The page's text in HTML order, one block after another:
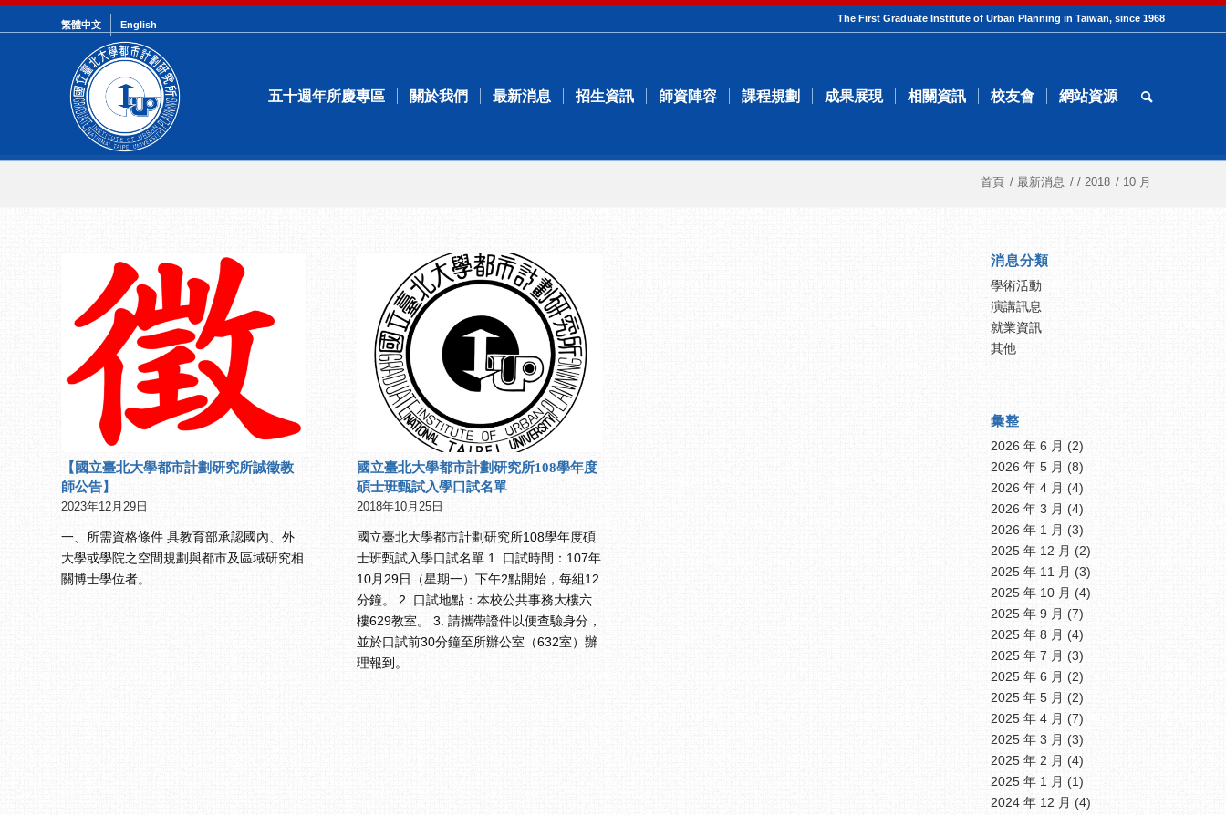
繁體中文 English
The First Graduate Institute of Urban Planning in Taiwan, since 1968
五十週年所慶專區 關於我們 最新消息 招生資訊 師資陣容 課程規劃 成果展現 相關資訊 校友會 網站資源
首頁 / 最新消息 / / 2018 / 10 月
【國立臺北大學都市計劃研究所誠徵教
師公告】
2023年12月29日
一、所需資格條件 具教育部承認國內、外
大學或學院之空間規劃與都市及區域研究相
關博士學位者。 …
國立臺北大學都市計劃研究所108學年度
碩士班甄試入學口試名單
2018年10月25日
國立臺北大學都市計劃研究所108學年度碩
士班甄試入學口試名單 1. 口試時間：107年
10月29日（星期一）下午2點開始，每組12
分鐘。 2. 口試地點：本校公共事務大樓六
樓629教室。 3. 請攜帶證件以便查驗身分，
並於口試前30分鐘至所辦公室（632室）辦
理報到。
消息分類
學術活動
演講訊息
就業資訊
其他
彙整
2026 年 6 月 (2)
2026 年 5 月 (8)
2026 年 4 月 (4)
2026 年 3 月 (4)
2026 年 1 月 (3)
2025 年 12 月 (2)
2025 年 11 月 (3)
2025 年 10 月 (4)
2025 年 9 月 (7)
2025 年 8 月 (4)
2025 年 7 月 (3)
2025 年 6 月 (2)
2025 年 5 月 (2)
2025 年 4 月 (7)
2025 年 3 月 (3)
2025 年 2 月 (4)
2025 年 1 月 (1)
2024 年 12 月 (4)